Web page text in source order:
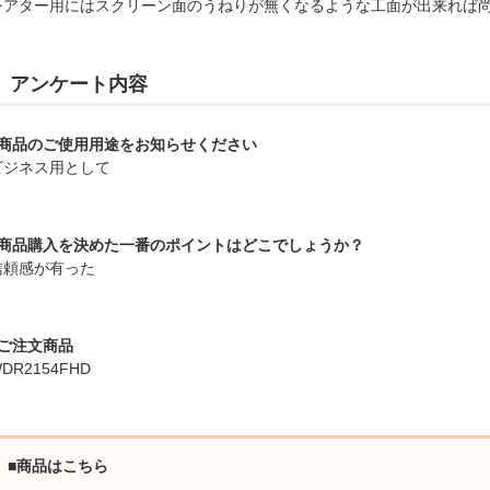
アター用にはスクリーン面のうねりが無くなるような工面が出来れば
アンケート内容
品のご使用用途をお知らせください
ジネス用として
品購入を決めた一番のポイントはどこでしょうか？
頼感が有った
注文商品
■商品はこちら